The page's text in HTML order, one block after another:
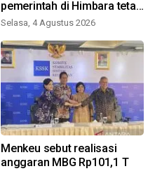
pemerintah di Himbara tetap
berjalan
Selasa, 4 Agustus 2026
Menkeu sebut realisasi
anggaran MBG Rp101,1 T